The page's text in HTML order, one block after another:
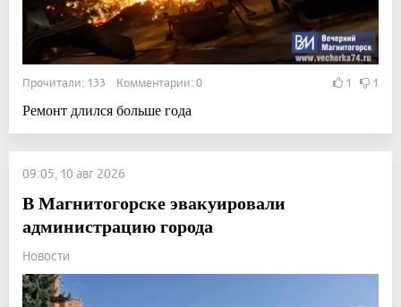
Прочитали: 133 Комментарии: 0 1 1
Ремонт длился больше года
09:05, 10 авг 2026
В Магнитогорске эвакуировали
администрацию города
Новости